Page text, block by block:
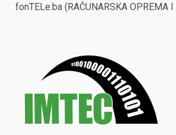
fonTELe.ba (RAČUNARSKA OPREMA